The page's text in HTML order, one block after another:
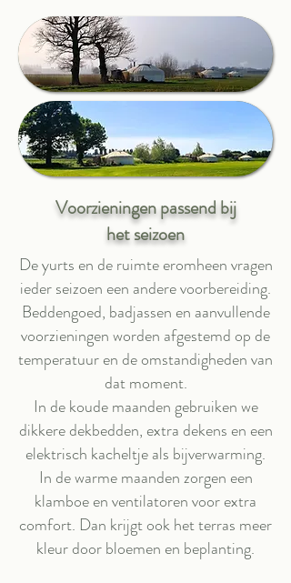
Voorzieningen passend bij
het seizoen
De yurts en de ruimte eromheen vragen
ieder seizoen een andere voorbereiding.
Beddengoed, badjassen en aanvullende
voorzieningen worden afgestemd op de
temperatuur en de omstandigheden van
dat moment.
In de koude maanden gebruiken we
dikkere dekbedden, extra dekens en een
elektrisch kacheltje als bijverwarming.
In de warme maanden zorgen een
klamboe en ventilatoren voor extra
comfort. Dan krijgt ook het terras meer
kleur door bloemen en beplanting.